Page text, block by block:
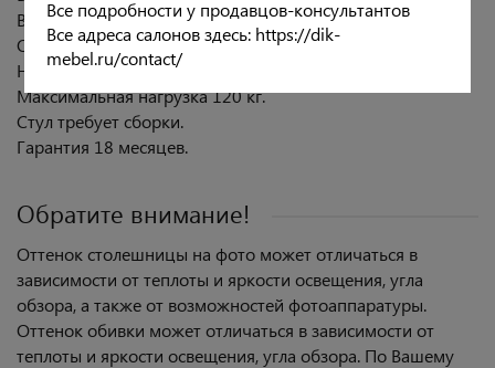
Высота от пола до края сиденья: 47 см.
Обивка: микровелюр.
Ножки черный металл (порошковая окраска).
Максимальная нагрузка 120 кг.
Стул требует сборки.
Гарантия 18 месяцев.
Обратите внимание!
Оттенок столешницы на фото может отличаться в
зависимости от теплоты и яркости освещения, угла
обзора, а также от возможностей фотоаппаратуры.
Оттенок обивки может отличаться в зависимости от
теплоты и яркости освещения, угла обзора. По Вашему
Все подробности у продавцов-консультантов
Все адреса салонов здесь: https://dik-
mebel.ru/contact/